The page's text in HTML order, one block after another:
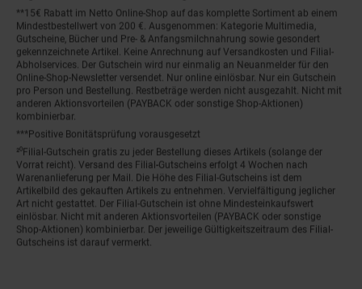
**15€ Rabatt im Netto Online-Shop auf das komplette Sortiment ab einem
Mindestbestellwert von 200 €. Ausgenommen: Kategorie Multimedia,
Gutscheine, Bücher und Pre- & Anfangsmilchnahrung sowie gesondert
gekennzeichnete Artikel. Keine Anrechnung auf Versandkosten und Filial-
Abholservices. Der Gutschein wird nur einmalig an Neuanmelder für den
Online-Shop-Newsletter versendet. Nur online einlösbar. Nur ein Gutschein
pro Person und Bestellung. Restbeträge werden nicht ausgezahlt. Nicht mit
anderen Aktionsvorteilen (PAYBACK oder sonstige Shop-Aktionen)
kombinierbar.
***Positive Bonitätsprüfung vorausgesetzt
²⁰Filial-Gutschein gratis zu jeder Bestellung dieses Artikels (solange der
Vorrat reicht). Versand des Filial-Gutscheins erfolgt 4 Wochen nach
Warenanlieferung per Mail. Die Höhe des Filial-Gutscheins ist dem
Artikelbild des gekauften Artikels zu entnehmen. Vervielfältigung jeglicher
Art nicht gestattet. Der Filial-Gutschein ist ohne Mindesteinkaufswert
einlösbar. Nicht mit anderen Aktionsvorteilen (PAYBACK oder sonstige
Shop-Aktionen) kombinierbar. Der jeweilige Gültigkeitszeitraum des Filial-
Gutscheins ist darauf vermerkt.